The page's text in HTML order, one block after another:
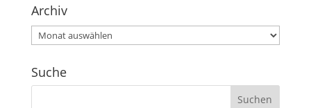
Archiv
Archiv
Suche